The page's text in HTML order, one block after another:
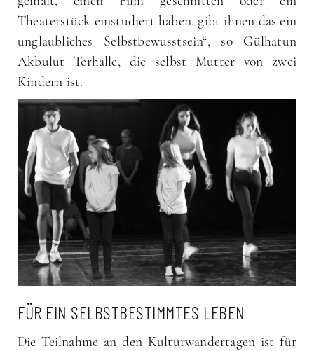
Theaterstück einstudiert haben, gibt ihnen das ein
unglaubliches Selbstbewusstsein“, so Gülhatun
Akbulut Terhalle, die selbst Mutter von zwei
Kindern ist.
FÜR EIN SELBSTBESTIMMTES LEBEN
Die Teilnahme an den Kulturwandertagen ist für